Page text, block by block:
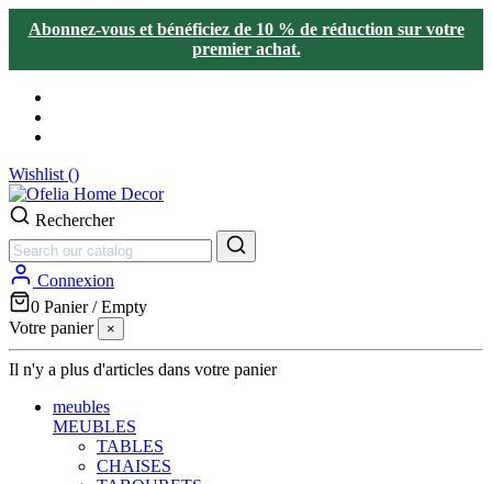
Abonnez-vous et bénéficiez de 10 % de réduction sur votre
premier achat.
Wishlist ()
Rechercher
Connexion
0 Panier /Empty
Votre panier
×
Il n'y a plus d'articles dans votre panier
meubles
MEUBLES
TABLES
CHAISES